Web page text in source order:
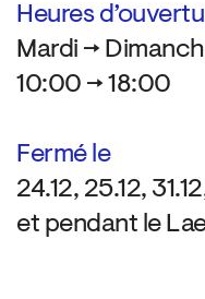
Heures
Mardi →
10:00 → 18:00
Fermé le
24.12, 25.12,
et pendant le